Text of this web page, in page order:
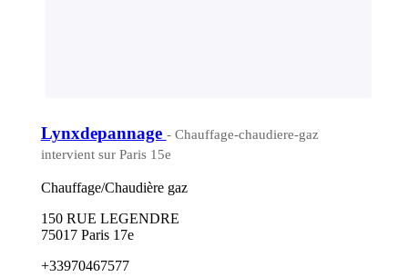
Lynxdepannage - Chauffage-chaudiere-gaz
intervient sur Paris 15e
Chauffage/Chaudière gaz
150 RUE LEGENDRE
75017 Paris 17e
+33970467577